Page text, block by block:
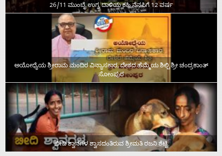
26/11 ಮುಂಬೈ ಉಗ್ರ ದಾಳಿಯ ಕಹಿ ನೆನಪಿಗೆ 12 ವರ್ಷ
ಅಯೋಧ್ಯೆಯ ಶ್ರೀರಾಮ ಮಂದಿರ ವಿನ್ಯಾಸಕಾರ, ದೇಶದ ಹೆಮ್ಮೆಯ ಶಿಲ್ಪಿ ಶ್ರೀ ಚಂದ್ರಕಾಂತ್‌
ಸೋಂಪುರ
ಬೀದಿ ಶ್ವಾನಗಳ ಶ್ವಾಸದಂತಿರುವ ಶ್ರೀಮತಿ ರಜನಿ ಶೆಟ್ಟಿ